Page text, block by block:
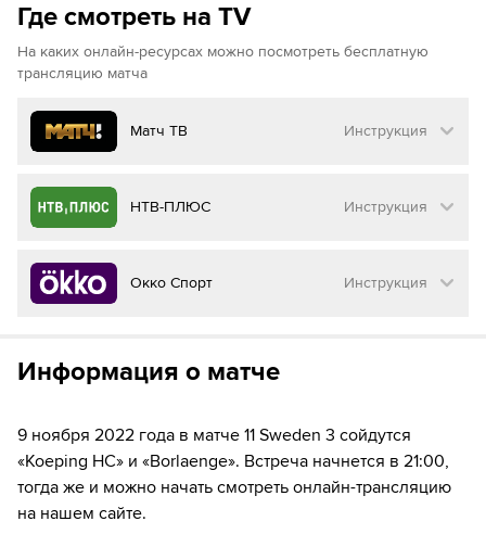
Где смотреть на TV
На каких онлайн-ресурсах можно посмотреть бесплатную
трансляцию матча
Матч ТВ Инструкция
Как смотреть бесплатно трансляцию матча
Матч ТВ
Инструкция
Перейдите на сайт МАТЧ ТВ
Далее нажмите на«Создать учетную запись в
Введите вашу электронную почту
Выберите тариф за 1₽ и нажмите«Оформить
подписку»
НТВ-ПЛЮС Инструкция
Как смотреть бесплатно трансляцию матча
на НТВ ПЛЮС
Перейдите на сайт НТВ ПЛЮС
Далее нажмите на«Создать учетную запись в
НТВ ПЛЮС»
Введите вашу электронную почту
Окко Спорт Инструкция
на Окко ТВ
Перейдите на сайт ОККО ТВ
Нажмите на кнопку«Оформить подписку»
Информация о матче
9 ноября 2022 года в матче 11 Sweden 3 сойдутся
«Koeping HC» и «Borlaenge». Встреча начнется в 21:00,
тогда же и можно начать смотреть онлайн-трансляцию
на нашем сайте.